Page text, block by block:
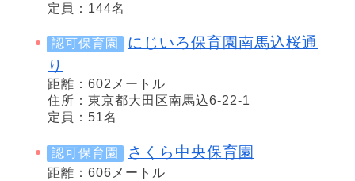
定員：144名
認可保育園
にじいろ保育園南馬込桜通
り
距離：602メートル
住所：東京都大田区南馬込6-22-1
定員：51名
認可保育園 さくら中央保育園
距離：606メートル